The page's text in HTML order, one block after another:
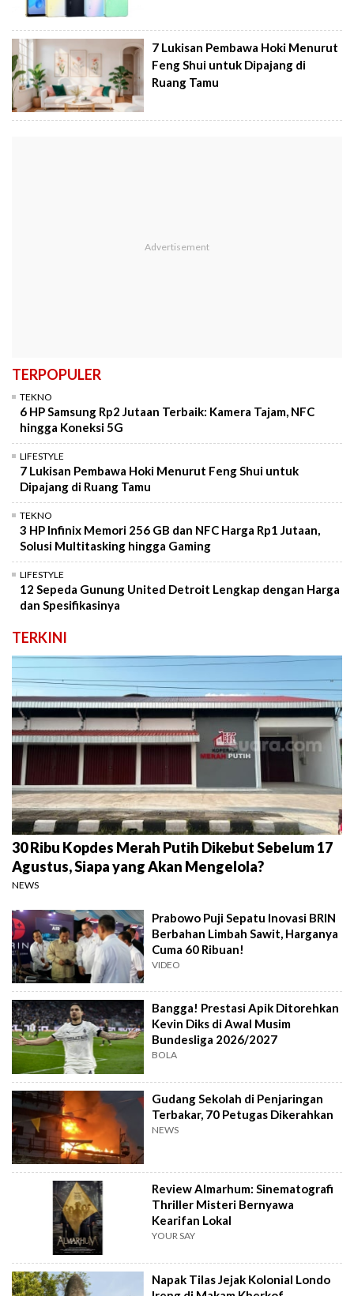
7 Lukisan Pembawa Hoki Menurut
Feng Shui untuk Dipajang di
Ruang Tamu
TERPOPULER
TEKNO
6 HP Samsung Rp2 Jutaan Terbaik: Kamera Tajam, NFC
hingga Koneksi 5G
LIFESTYLE
7 Lukisan Pembawa Hoki Menurut Feng Shui untuk
Dipajang di Ruang Tamu
TEKNO
3 HP Infinix Memori 256 GB dan NFC Harga Rp1 Jutaan,
Solusi Multitasking hingga Gaming
LIFESTYLE
12 Sepeda Gunung United Detroit Lengkap dengan Harga
dan Spesifikasinya
TERKINI
30 Ribu Kopdes Merah Putih Dikebut Sebelum 17
Agustus, Siapa yang Akan Mengelola?
NEWS
Prabowo Puji Sepatu Inovasi BRIN
Berbahan Limbah Sawit, Harganya
Cuma 60 Ribuan!
VIDEO
Bangga! Prestasi Apik Ditorehkan
Kevin Diks di Awal Musim
Bundesliga 2026/2027
BOLA
Gudang Sekolah di Penjaringan
Terbakar, 70 Petugas Dikerahkan
NEWS
Review Almarhum: Sinematografi
Thriller Misteri Bernyawa
Kearifan Lokal
YOUR SAY
Napak Tilas Jejak Kolonial Londo